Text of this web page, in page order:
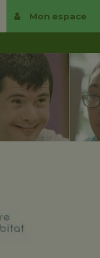
Mon espace